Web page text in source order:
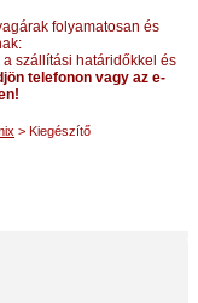
folyamatosan és
szállítási határidőkkel és
telefonon vagy az e-
> Kiegészítő